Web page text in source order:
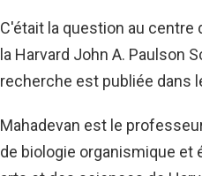
C'était la question au centre
la Harvard John A. Paulson
recherche est publiée dans
Mahadevan est le
de biologie organismique et